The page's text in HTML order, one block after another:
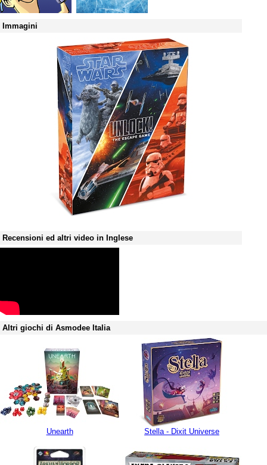
Immagini
Recensioni ed altri video in Inglese
Altri giochi di Asmodee Italia
Unearth Stella - Dixit Universe